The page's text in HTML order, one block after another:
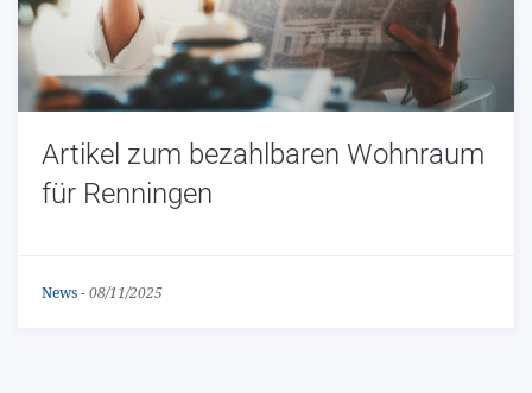
Artikel zum bezahlbaren Wohnraum
für Renningen
News - 08/11/2025